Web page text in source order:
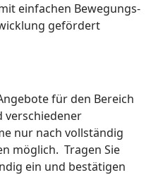
einfachen Bewegungs-
gefördert
für den Bereich
verschiedener
nur nach vollständig
möglich. Tragen Sie
ein und bestätigen